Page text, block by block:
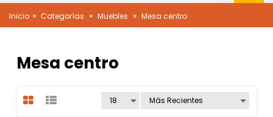
Inicio » Categorías » Muebles » Mesa centro
Mesa centro